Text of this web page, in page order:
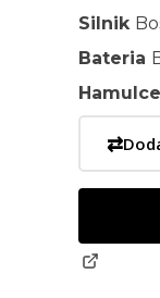
Silnik
Bateria
Hamulce
⇄